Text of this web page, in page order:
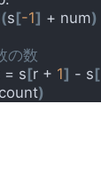
(s[-1] + num)
の数
= s[r + 1] - s[
)